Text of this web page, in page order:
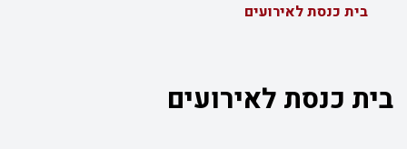
בית כנסת לאירועים
בית כנסת לאירועים